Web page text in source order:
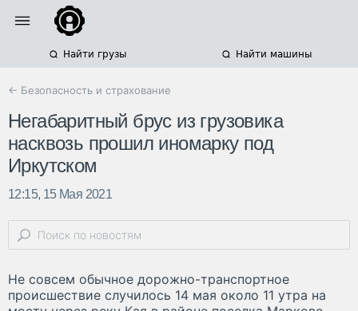
Найти грузы Найти машины
← Безопасность и страхование
Негабаритный брус из грузовика
насквозь прошил иномарку под
Иркутском
12:15, 15 Мая 2021
Не совсем обычное дорожно-транспортное
происшествие случилось 14 мая около 11 утра на